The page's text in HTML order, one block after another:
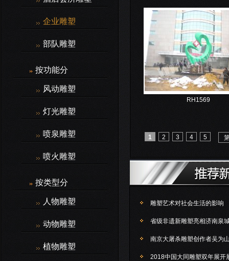
企业雕塑
部队雕塑
按功能分
风动雕塑
灯光雕塑
喷泉雕塑
喷火雕塑
按类型分
人物雕塑
动物雕塑
植物雕塑
RH1569
1 2 3 4 5
雕塑艺术对社会生活的影响
省级非遗新雕塑亮相济南泉
南京大屠杀雕塑创作者吴为
2018中国大同雕塑双年展开